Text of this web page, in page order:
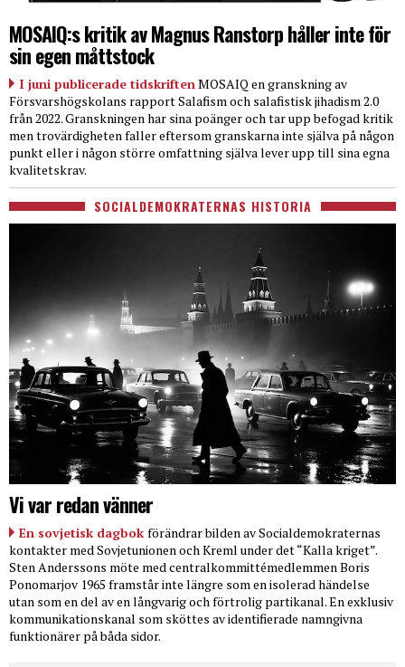
MOSAIQ:s kritik av Magnus Ranstorp håller inte för
sin egen måttstock
I juni publicerade tidskriftenMOSAIQ en granskning av
Försvarshögskolans rapport Salafism och salafistisk jihadism 2.0
från 2022. Granskningen har sina poänger och tar upp befogad kritik
men trovärdigheten faller eftersom granskarna inte själva på någon
punkt eller i någon större omfattning själva lever upp till sina egna
kvalitetskrav.
SOCIALDEMOKRATERNAS HISTORIA
Vi var redan vänner
En sovjetisk dagbok förändrar bilden av Socialdemokraternas
kontakter med Sovjetunionen och Kreml under det “Kalla kriget”.
Sten Anderssons möte med centralkommittémedlemmen Boris
Ponomarjov 1965 framstår inte längre som en isolerad händelse
utan som en del av en långvarig och förtrolig partikanal. En exklusiv
kommunikationskanal som sköttes av identifierade namngivna
funktionärer på båda sidor.